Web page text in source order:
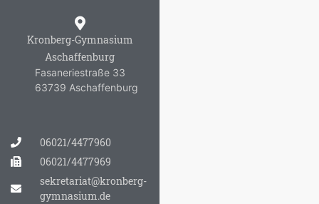
Kronberg-Gymnasium
Aschaffenburg
Fasaneriestraße 33
63739 Aschaffenburg
06021/4477960
06021/4477969
sekretariat@kronberg-
gymnasium.de